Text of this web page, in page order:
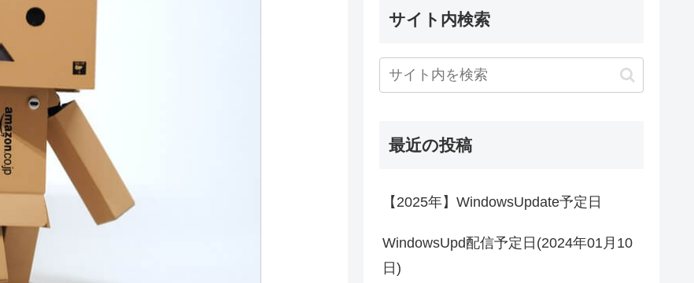
サイト内検索
最近の投稿
【2025年】WindowsUpdate予定日
WindowsUpd配信予定日(2024年01月10
日)